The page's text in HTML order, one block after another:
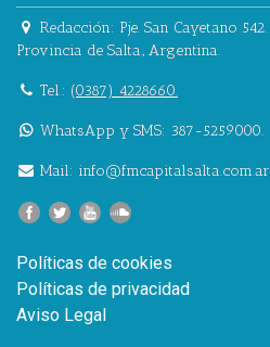
Redacción: Pje. San Cayetano 542.
Provincia de Salta., Argentina.
Tel.: (0387) 4228660.
WhatsApp y SMS: 387-5259000.
Mail: info@fmcapitalsalta.com.ar
Políticas de cookies
Políticas de privacidad
Aviso Legal